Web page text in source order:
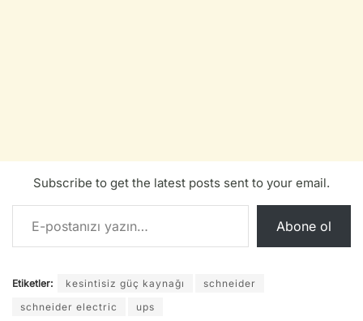
Subscribe to get the latest posts sent to your email.
E-postanızı yazın…
Abone ol
Etiketler: kesintisiz güç kaynağı
schneider
schneider electric
ups